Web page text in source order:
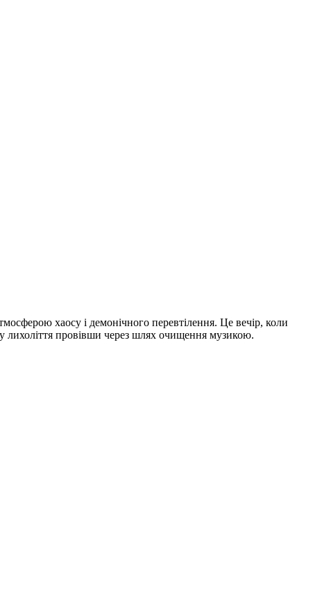
хаосу і демонічного перевтілення. Це вечір, коли
лихоліття провівши через шлях очищення музикою.